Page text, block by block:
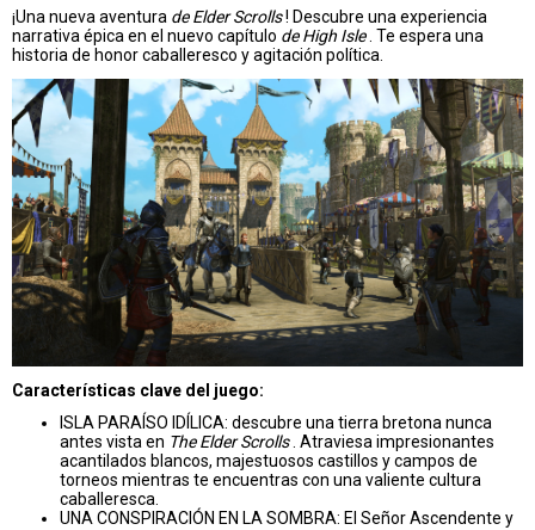
¡Una nueva aventura de Elder Scrolls! Descubre una experiencia
narrativa épica en el nuevo capítulo de High Isle. Te espera una
historia de honor caballeresco y agitación política.
Características clave del juego:
ISLA PARAÍSO IDÍLICA: descubre una tierra bretona nunca
antes vista en The Elder Scrolls. Atraviesa impresionantes
acantilados blancos, majestuosos castillos y campos de
torneos mientras te encuentras con una valiente cultura
caballeresca.
UNA CONSPIRACIÓN EN LA SOMBRA: El Señor Ascendente y